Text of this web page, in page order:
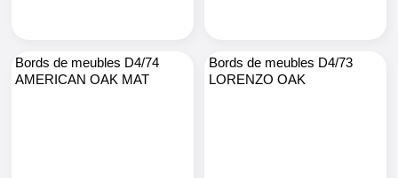
Bords de meubles D4/74
AMERICAN OAK MAT
Bords de meubles D4/73
LORENZO OAK